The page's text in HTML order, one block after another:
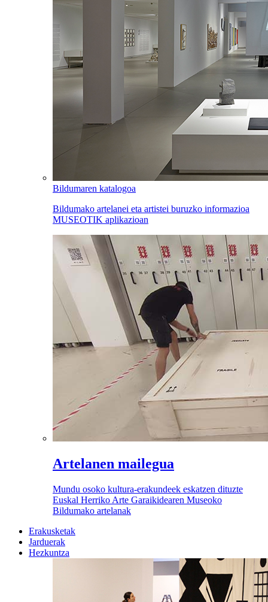
Bildumaren katalogoa
Bildumako artelanei eta artistei buruzko informazioa
MUSEOTIK aplikazioan
Artelanen mailegua
Mundu osoko kultura-erakundeek eskatzen dituzte
Euskal Herriko Arte Garaikidearen Museoko
Bildumako artelanak
Erakusketak
Jarduerak
Hezkuntza